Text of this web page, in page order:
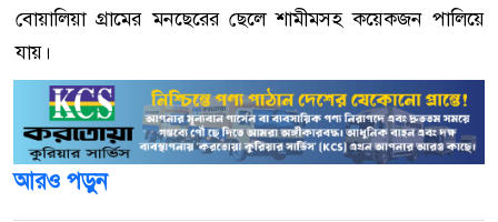
বোয়ালিয়া গ্রামের মনছেরের ছেলে শামীমসহ কয়েকজন পালিয়ে
যায়।
আরও পড়ুন